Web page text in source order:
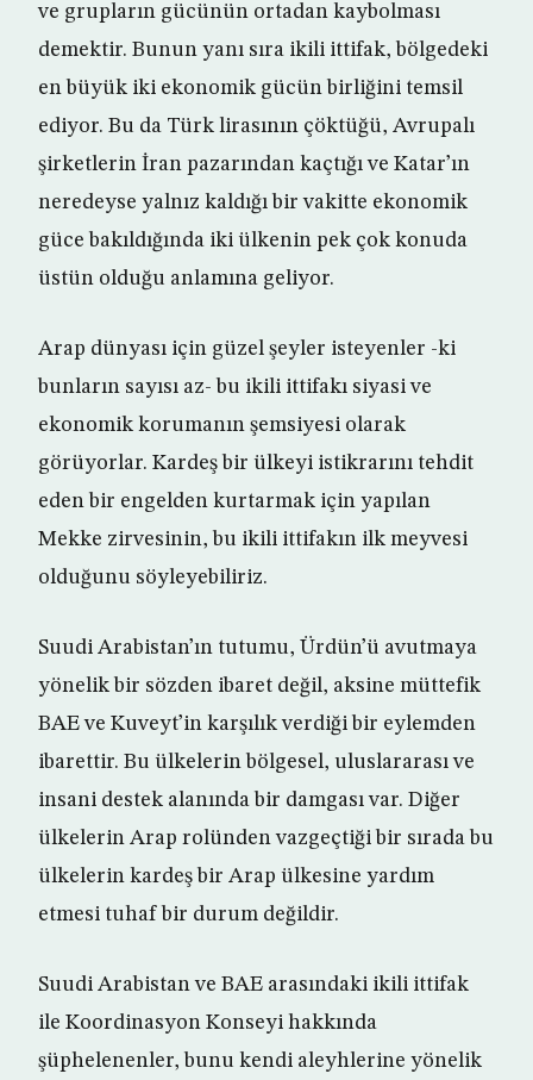
ve grupların gücünün ortadan kaybolması
demektir. Bunun yanı sıra ikili ittifak, bölgedeki
en büyük iki ekonomik gücün birliğini temsil
ediyor. Bu da Türk lirasının çöktüğü, Avrupalı
şirketlerin İran pazarından kaçtığı ve Katar’ın
neredeyse yalnız kaldığı bir vakitte ekonomik
güce bakıldığında iki ülkenin pek çok konuda
üstün olduğu anlamına geliyor.
Arap dünyası için güzel şeyler isteyenler -ki
bunların sayısı az- bu ikili ittifakı siyasi ve
ekonomik korumanın şemsiyesi olarak
görüyorlar. Kardeş bir ülkeyi istikrarını tehdit
eden bir engelden kurtarmak için yapılan
Mekke zirvesinin, bu ikili ittifakın ilk meyvesi
olduğunu söyleyebiliriz.
Suudi Arabistan’ın tutumu, Ürdün’ü avutmaya
yönelik bir sözden ibaret değil, aksine müttefik
BAE ve Kuveyt’in karşılık verdiği bir eylemden
ibarettir. Bu ülkelerin bölgesel, uluslararası ve
insani destek alanında bir damgası var. Diğer
ülkelerin Arap rolünden vazgeçtiği bir sırada bu
ülkelerin kardeş bir Arap ülkesine yardım
etmesi tuhaf bir durum değildir.
Suudi Arabistan ve BAE arasındaki ikili ittifak
ile Koordinasyon Konseyi hakkında
şüphelenenler, bunu kendi aleyhlerine yönelik